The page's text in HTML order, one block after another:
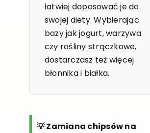
łatwiej dopasować je do
swojej diety. Wybierając
bazy jak jogurt, warzywa
czy rośliny strączkowe,
dostarczasz też więcej
błonnika i białka.
💡 Zamiana chipsów na